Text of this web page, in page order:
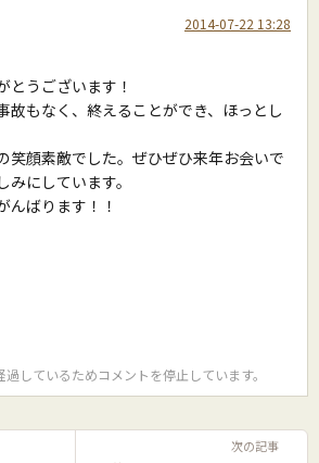
2014-07-22 13:28
とうございます！
故もなく、終えることができ、ほっとし
笑顔素敵でした。ぜひぜひ来年お会いで
みにしています。
んばります！！
しているためコメントを停止しています。
次の記事